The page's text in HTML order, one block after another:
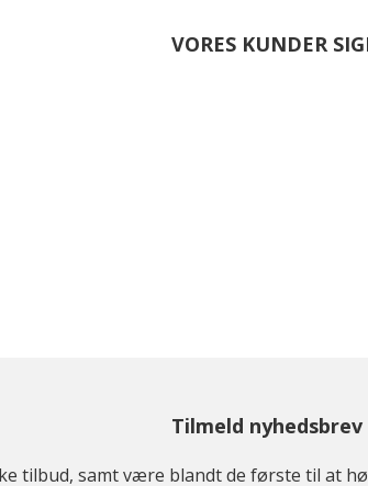
VORES KUNDER
Tilmeld nyhedsbrev
tilbud, samt være blandt de første til at